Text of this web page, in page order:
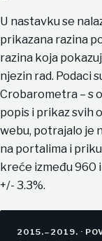
U nastavku se
prikazana razina
razina koja
njezin rad. Podaci
Crobarometra – s
popis i prikaz svih
webu, potrajalo je
na portalima i
kreće između 960
+/- 3.3%.
2015.–2019. ·